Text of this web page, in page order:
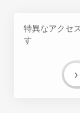
特異なアクセ
す
›